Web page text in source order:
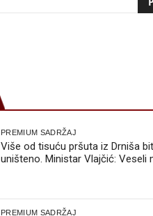
PREMIUM SADRŽAJ
Više od tisuću pršuta iz Drniša
uništeno. Ministar Vlajčić: Veseli
PREMIUM SADRŽAJ